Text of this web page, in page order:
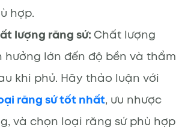
hợp.
lượng răng sứ: Chất lượng
hưởng lớn đến độ bền và thẩm
khi phủ. Hãy thảo luận với
răng sứ tốt nhất, ưu nhược
và chọn loại răng sứ phù hợp